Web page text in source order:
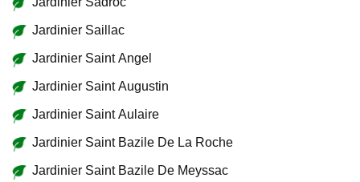
Jardinier Saillac
Jardinier Saint Angel
Jardinier Saint Augustin
Jardinier Saint Aulaire
Jardinier Saint Bazile De La Roche
Jardinier Saint Bazile De Meyssac